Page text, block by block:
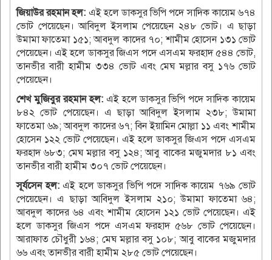
জিয়াউর রহমান হল: এই হলে ডাকসুর ভিপি পদে সাদিক কায়েম ৬৭৪
ভোট পেয়েছেন। আবিদুল ইসলাম পেয়েছেন ২৪৮ ভোট। এ ছাড়া
উমামা ফাতেমা ১৫১; আবদুল কাদের ৭০; শামীম হোসেন ১৩১ ভোট
পেয়েছেন। এই হলে ডাকসুর জিএস পদে এসএম ফরহাদ ৫৪৪ ভোট,
তানভীর বারী হামীম ৩৩৪ ভোট এবং মেঘ মল্লার বসু ১৭৬ ভোট
পেয়েছেন।
শেখ মুজিবুর রহমান হল:এই হলে ডাকসুর ভিপি পদে সাদিক কায়েম
৮৪২ ভোট পেয়েছেন। এ ছাড়া আবিদুল ইসলাম ২৩৮; উমামা
ফাতেমা ৬৯; আবদুল কাদের ৬৭; বিন ইয়ামিন মোল্লা ১১ এবং শামীম
হোসেন ১২২ ভোট পেয়েছেন। এই হলে ডাকসুর জিএস পদে এসএম
ফরহাদ ৬৮৩; মেঘ মল্লার বসু ১২৪; আবু বাকের মজুমদার ৮১ এবং
তানভীর বারী হামীম ৩০৭ ভোট পেয়েছেন।
সূর্যসেন হল:এই হলে ডাকসুর ভিপি পদে সাদিক কায়েম ৭৬৯ ভোট
পেয়েছেন। এ ছাড়া আবিদুল ইসলাম ২১০; উমামা ফাতেমা ৬৪;
আবদুল কাদের ৬৪ এবং শামীম হোসেন ১২১ ভোট পেয়েছেন। এই
হলে ডাকসুর জিএস পদে এসএম ফরহাদ ৫৬৮ ভোট পেয়েছেন।
আরাফাত চৌধুরী ১৬৪; মেঘ মল্লার বসু ১০৮; আবু বাকের মজুমদার
৬৬ এবং তানভীর বারী হামীম ২৮৫ ভোট পেয়েছেন।